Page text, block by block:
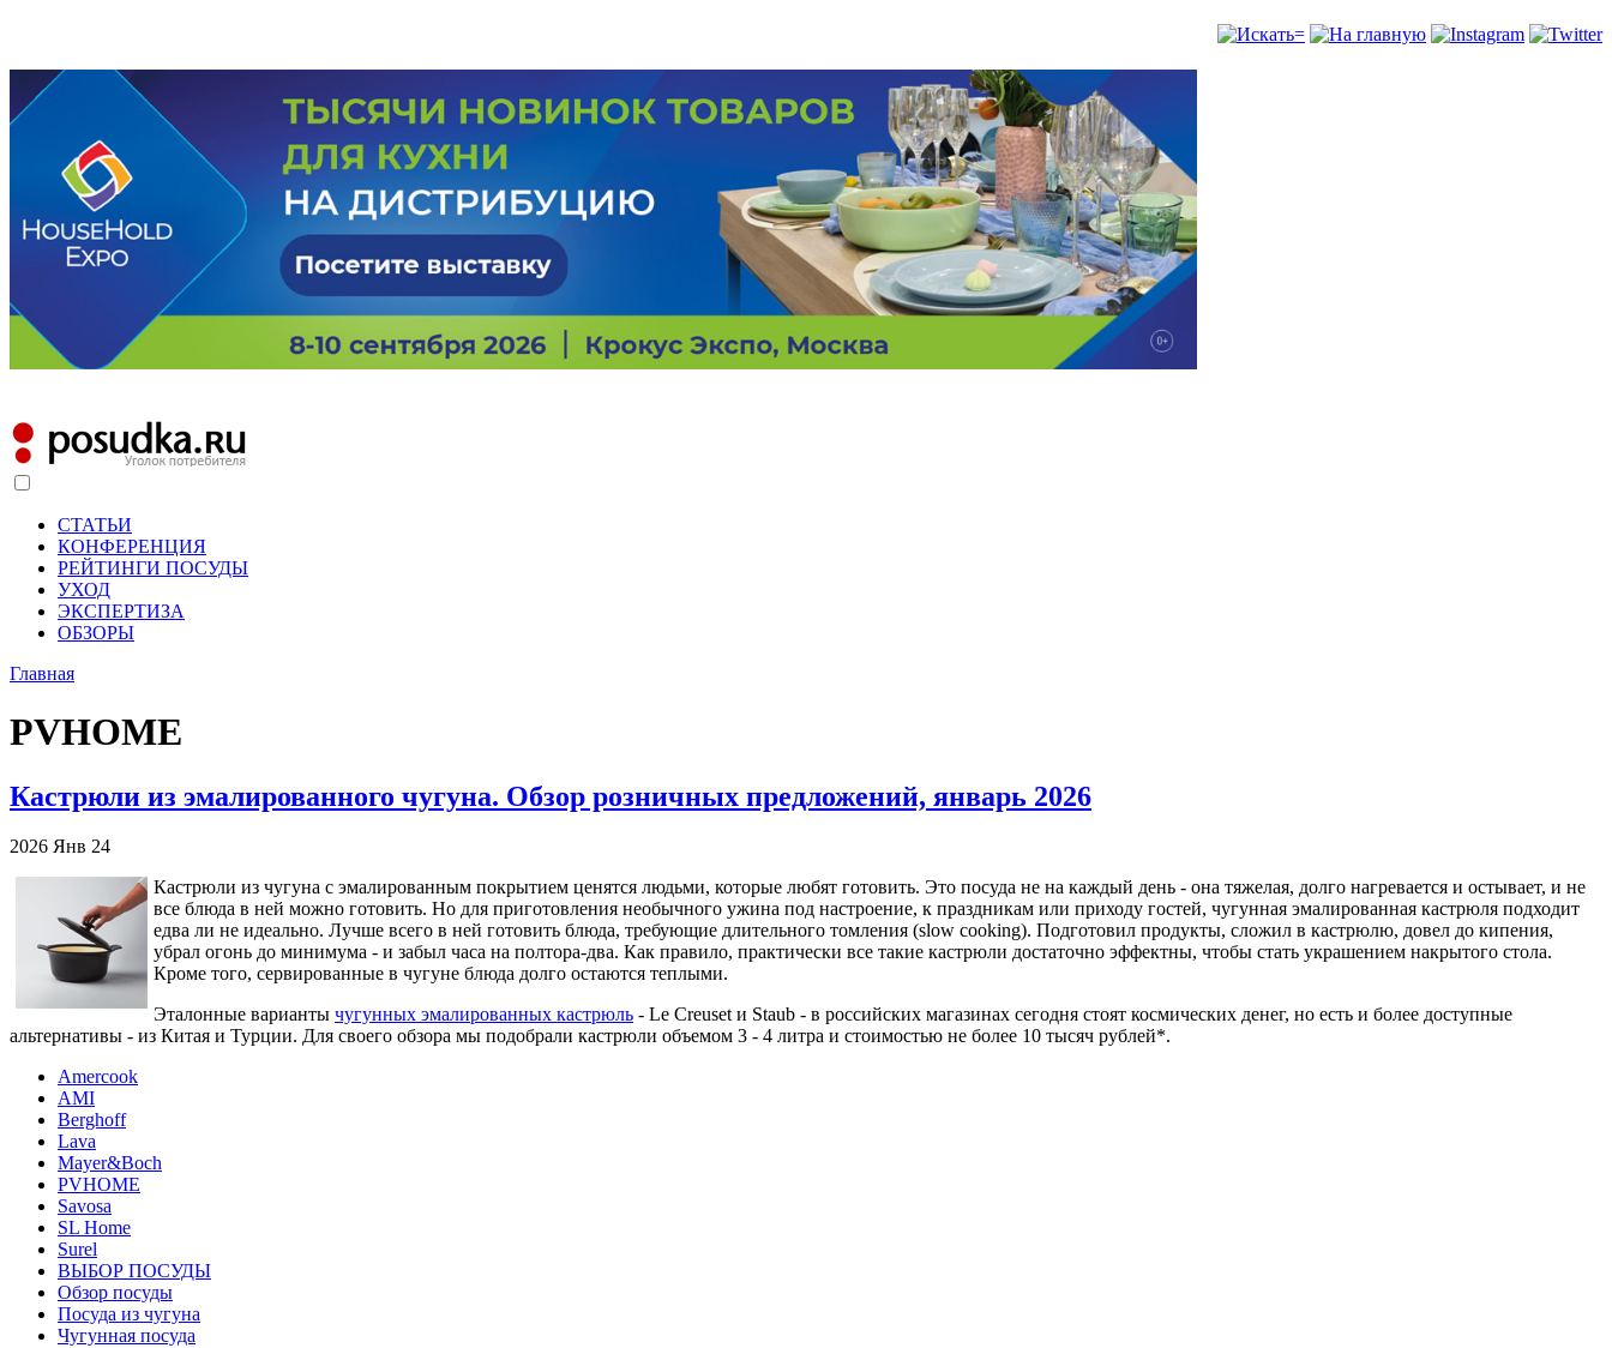
СТАТЬИ
КОНФЕРЕНЦИЯ
РЕЙТИНГИ ПОСУДЫ
УХОД
ЭКСПЕРТИЗА
ОБЗОРЫ
Главная
PVHOME
Кастрюли из эмалированного чугуна. Обзор розничных предложений, январь 2026
2026 Янв 24
Кастрюли из чугуна с эмалированным покрытием ценятся людьми, которые любят готовить. Это посуда не на каждый день - она тяжелая, долго нагревается и остывает, и не
все блюда в ней можно готовить. Но для приготовления необычного ужина под настроение, к праздникам или приходу гостей, чугунная эмалированная кастрюля подходит
едва ли не идеально. Лучше всего в ней готовить блюда, требующие длительного томления (slow cooking). Подготовил продукты, сложил в кастрюлю, довел до кипения,
убрал огонь до минимума - и забыл часа на полтора-два. Как правило, практически все такие кастрюли достаточно эффектны, чтобы стать украшением накрытого стола.
Кроме того, сервированные в чугуне блюда долго остаются теплыми.
Эталонные варианты чугунных эмалированных кастрюль - Le Creuset и Staub - в российских магазинах сегодня стоят космических денег, но есть и более доступные
альтернативы - из Китая и Турции. Для своего обзора мы подобрали кастрюли объемом 3 - 4 литра и стоимостью не более 10 тысяч рублей*.
Amercook
AMI
Berghoff
Lava
Mayer&Boch
PVHOME
Savosa
SL Home
Surel
ВЫБОР ПОСУДЫ
Обзор посуды
Посуда из чугуна
Чугунная посуда